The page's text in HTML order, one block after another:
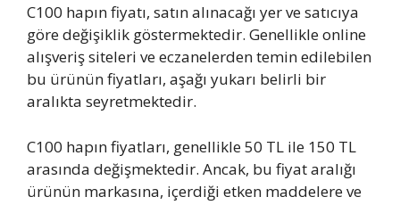
C100 hapın fiyatı, satın alınacağı yer ve satıcıya
göre değişiklik göstermektedir. Genellikle online
alışveriş siteleri ve eczanelerden temin edilebilen
bu ürünün fiyatları, aşağı yukarı belirli bir
aralıkta seyretmektedir.
C100 hapın fiyatları, genellikle 50 TL ile 150 TL
arasında değişmektedir. Ancak, bu fiyat aralığı
ürünün markasına, içerdiği etken maddelere ve